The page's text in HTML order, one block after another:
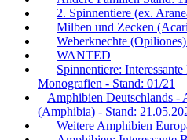
2. Spinnentiere (ex.
Milben und Zecken
Weberknechte
WANTED
Spinnentiere:
Monografien - Stand: 01/21
Amphibien Deutschlands -
(Amphibia) - Stand:
Weitere Amphibien